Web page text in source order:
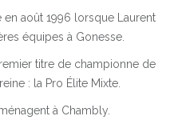
en août 1996 lorsque Laurent
équipes à Gonesse.
titre de championne de
: la Pro Élite Mixte.
à Chambly.